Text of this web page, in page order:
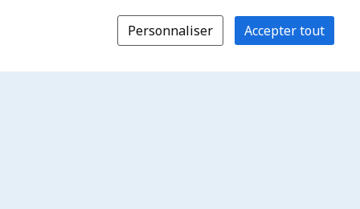
Personnaliser Accepter tout